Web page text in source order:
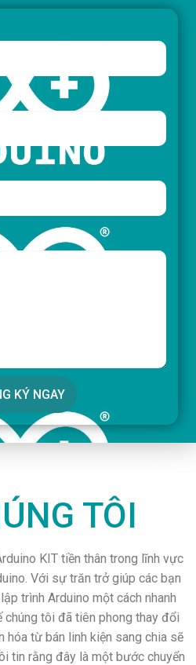
ĐĂNG KÝ NGAY
TÔI
KIT tiền thân trong lĩnh vực
Với sự trăn trở giúp các bạn
trình Arduino một cách nhanh
chúng tôi đã tiên phong thay đổi
hóa từ bán linh kiện sang chia sẽ
tin rằng đây là một bước chuyển